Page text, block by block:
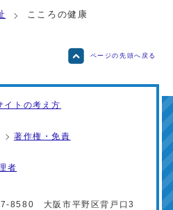
こころの健康
ページの先頭へ戻る
イトの考え方
著作権・免責
者
8580 大阪市平野区背戸口3